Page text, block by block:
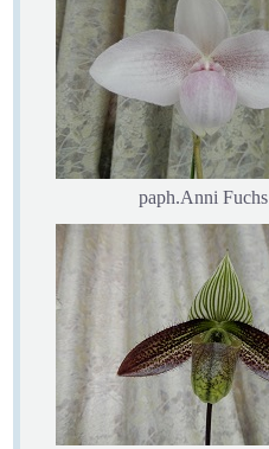
paph.Anni Fuchs